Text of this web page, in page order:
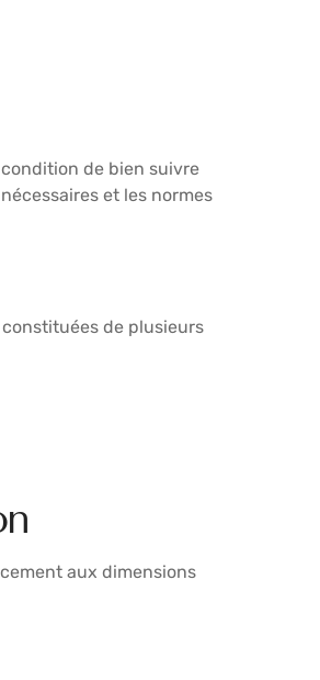
de bien suivre
et les normes
de plusieurs
aux dimensions